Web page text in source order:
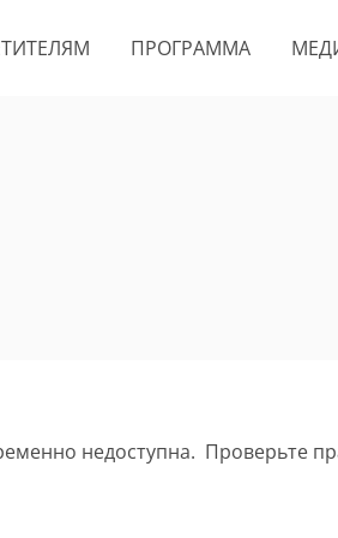
ПРОГРАММА
недоступна. Проверьте